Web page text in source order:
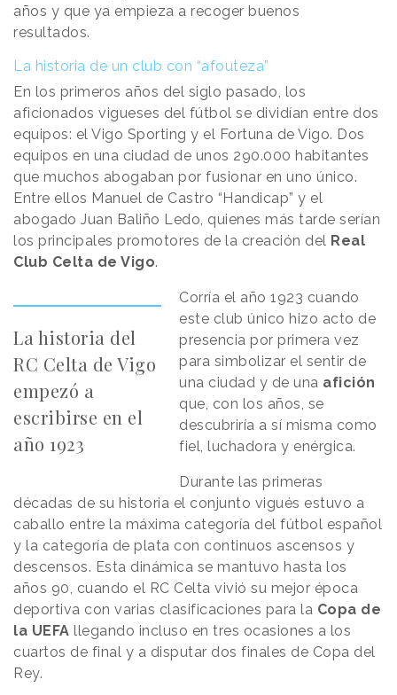
años y que ya empieza a recoger buenos
resultados.
La historia de un club con “afouteza”
En los primeros años del siglo pasado, los
aficionados vigueses del fútbol se dividían entre dos
equipos: el Vigo Sporting y el Fortuna de Vigo. Dos
equipos en una ciudad de unos 290.000 habitantes
que muchos abogaban por fusionar en uno único.
Entre ellos Manuel de Castro “Handicap” y el
abogado Juan Baliño Ledo, quienes más tarde serían
los principales promotores de la creación del Real
Club Celta de Vigo.
La historia del
RC Celta de Vigo
empezó a
escribirse en el
año 1923
Corría el año 1923 cuando
este club único hizo acto de
presencia por primera vez
para simbolizar el sentir de
una ciudad y de una afición
que, con los años, se
descubriría a sí misma como
fiel, luchadora y enérgica.
Durante las primeras
décadas de su historia el conjunto vigués estuvo a
caballo entre la máxima categoría del fútbol español
y la categoría de plata con continuos ascensos y
descensos. Esta dinámica se mantuvo hasta los
años 90, cuando el RC Celta vivió su mejor época
deportiva con varias clasificaciones para la Copa de
la UEFA llegando incluso en tres ocasiones a los
cuartos de final y a disputar dos finales de Copa del
Rey.